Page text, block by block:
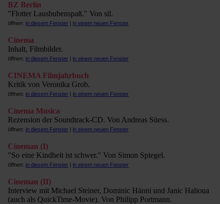
BZ Berlin
"Flotter Lausbubenspaß." Von sil.
öffnen: in diesem Fenster | in einem neuen Fenster
Cinema
Inhalt, Filmbilder.
öffnen: in diesem Fenster | in einem neuen Fenster
CINEMA Filmjahrbuch
Kritik von Veronika Grob.
öffnen: in diesem Fenster | in einem neuen Fenster
Cinema Musica
Rezension der Soundtrack-CD. Von Andreas Süess.
öffnen: in diesem Fenster | in einem neuen Fenster
Cineman (I)
"So eine Kindheit ist schwer." Von Simon Spiegel.
öffnen: in diesem Fenster | in einem neuen Fenster
Cineman (II)
Interview mit Michael Steiner, Dominic Hänni und Janic Halioua
(auch als QuickTime-Movie). Von Philipp Portmann.